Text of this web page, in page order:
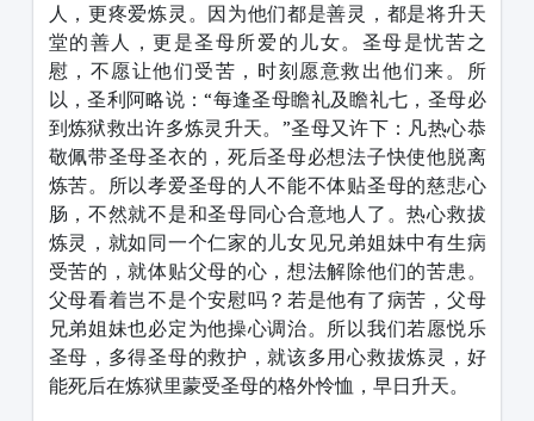
人，更疼爱炼灵。因为他们都是善灵，都是将升天
堂的善人，更是圣母所爱的儿女。圣母是忧苦之
慰，不愿让他们受苦，时刻愿意救出他们来。所
以，圣利阿略说：“每逢圣母瞻礼及瞻礼七，圣母必
到炼狱救出许多炼灵升天。”圣母又许下：凡热心恭
敬佩带圣母圣衣的，死后圣母必想法子快使他脱离
炼苦。所以孝爱圣母的人不能不体贴圣母的慈悲心
肠，不然就不是和圣母同心合意地人了。热心救拔
炼灵，就如同一个仁家的儿女见兄弟姐妹中有生病
受苦的，就体贴父母的心，想法解除他们的苦患。
父母看着岂不是个安慰吗？若是他有了病苦，父母
兄弟姐妹也必定为他操心调治。所以我们若愿悦乐
圣母，多得圣母的救护，就该多用心救拔炼灵，好
能死后在炼狱里蒙受圣母的格外怜恤，早日升天。